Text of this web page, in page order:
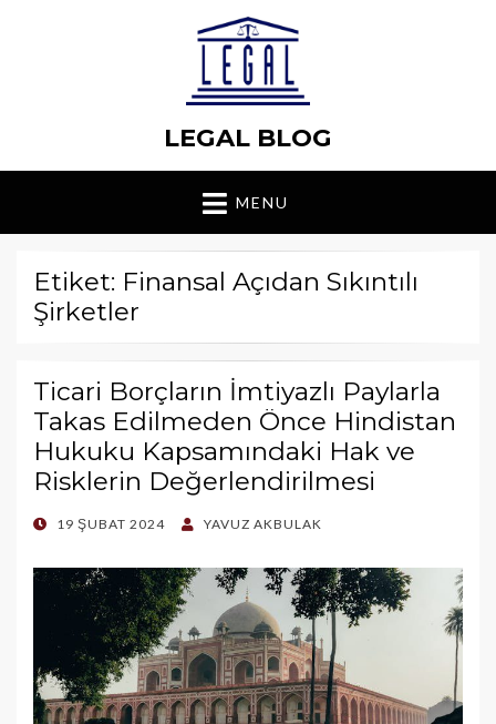
LEGAL BLOG
MENU
Etiket: Finansal Açıdan Sıkıntılı
Şirketler
Ticari Borçların İmtiyazlı Paylarla
Takas Edilmeden Önce Hindistan
Hukuku Kapsamındaki Hak ve
Risklerin Değerlendirilmesi
POSTED
19 ŞUBAT 2024 YAVUZ AKBULAK